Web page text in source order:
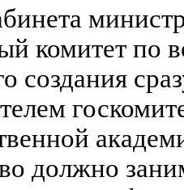
комитет по
создания
должно